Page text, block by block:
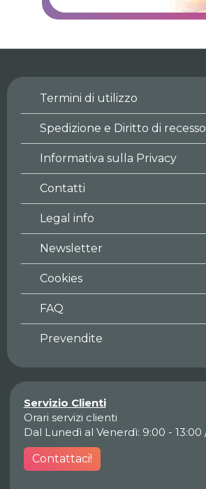
Termini di utilizzo
Spedizione e Diritto di recesso
Informativa sulla Privacy
Contatti
Legal info
Newsletter
Cookies
FAQ
Prevendite
Servizio Clienti
Orari servizi clienti
Dal Lunedì al Venerdì: 9:00 - 13:00
Contattaci!